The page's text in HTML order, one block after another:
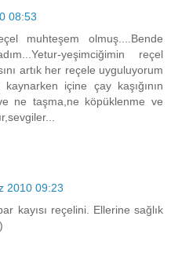
08:53
muhteşem olmuş....Bende
yeşimciğimin reçel
artık her reçele uyguluyorum
içine çay kaşığının
ne taşma,ne köpüklenme ve
2010 09:23
kayısı reçelini. Ellerine sağlık